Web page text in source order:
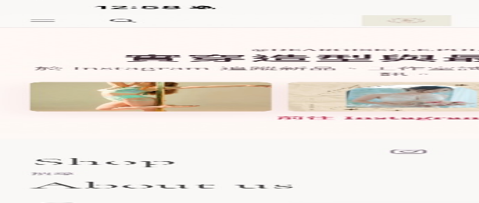
品牌第一屏、主要 CTA 及查詢入口，優先為手機客戶設計。
商品視覺路線
社交及查詢入口